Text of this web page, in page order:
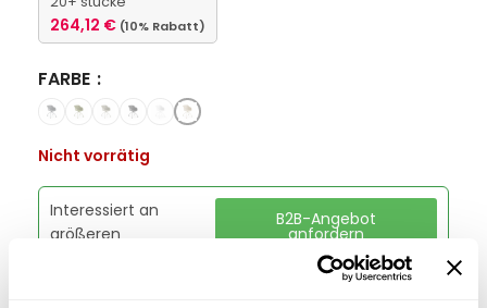
264,12 € (10% Rabatt)
FARBE
Nicht vorrätig
Interessiert an
größeren
B2B-Angebot
anfordern